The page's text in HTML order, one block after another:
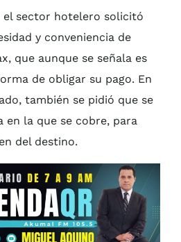
sector hotelero solicitó
y conveniencia de
que aunque se señala es
de obligar su pago. En
también se pidió que se
en la que se cobre, para
del destino.